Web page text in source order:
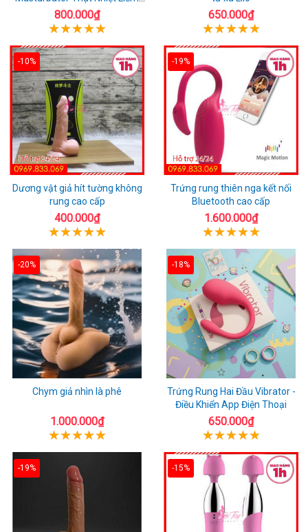
Rung
800.000₫ 650.000₫
-10%
Dương vật giả hít tường không
rung cao cấp
400.000₫
-19%
Trứng rung thiên nga kết nối
Bluetooth cao cấp
1.600.000₫
-20%
Chym giả nhìn là phê
1.000.000₫
-18%
Trứng Rung Hai Đầu Vibrator -
Điều Khiển App Điện Thoại
650.000₫
-19% -15%